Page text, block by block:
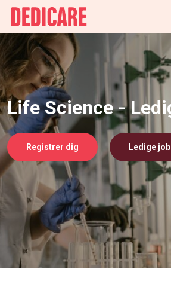
Life Science -
Registrer dig Ledige